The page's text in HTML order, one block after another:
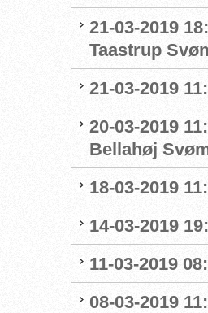
21-03-2019
Taastrup
21-03-2019
20-03-2019
Bellahøj
18-03-2019
14-03-2019
11-03-2019
08-03-2019